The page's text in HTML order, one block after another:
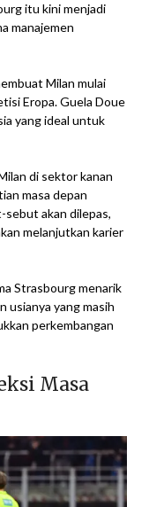
itu kini menjadi
manajemen
Milan mulai
Eropa. Guela Doue
yang ideal untuk
di sektor kanan
masa depan
sebut akan dilepas,
melanjutkan karier
Strasbourg menarik
usianya yang masih
perkembangan
Masa